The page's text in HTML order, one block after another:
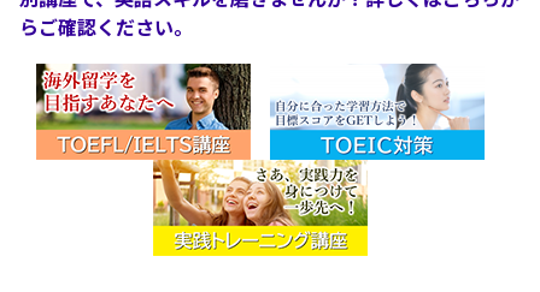
らご確認ください。